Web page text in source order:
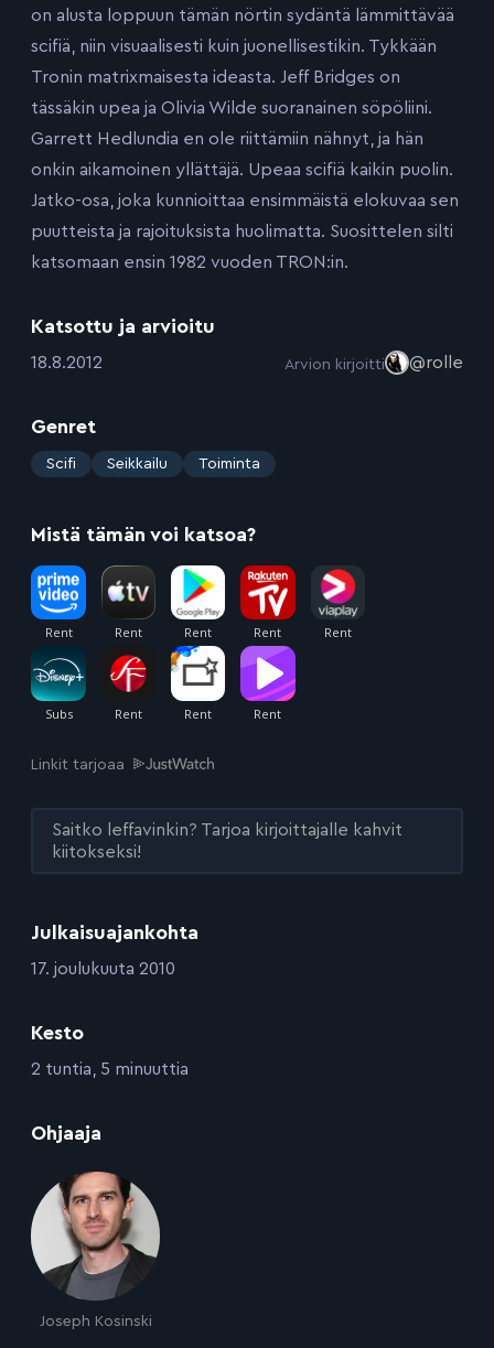
Julkaisuajankohta
:17. joulukuuta 2010
Kesto
:2 tuntia, 5 minuuttia
Ohjaaja
Joseph Kosinski
on alusta loppuun tämän nörtin sydäntä lämmittävää
scifiä, niin visuaalisesti kuin juonellisestikin. Tykkään
Tronin matrixmaisesta ideasta. Jeff Bridges on
tässäkin upea ja Olivia Wilde suoranainen söpöliini.
Garrett Hedlundia en ole riittämiin nähnyt, ja hän
onkin aikamoinen yllättäjä. Upeaa scifiä kaikin puolin.
Jatko-osa, joka kunnioittaa ensimmäistä elokuvaa sen
puutteista ja rajoituksista huolimatta. Suosittelen silti
katsomaan ensin 1982 vuoden TRON:in.
Katsottu ja arvioitu
:18.8.2012 Arvion kirjoitti @rolle
Genret
: Scifi Seikkailu Toiminta
Mistä tämän voi katsoa?
Linkit tarjoaa
Saitko leffavinkin? Tarjoa kirjoittajalle kahvit
kiitokseksi!